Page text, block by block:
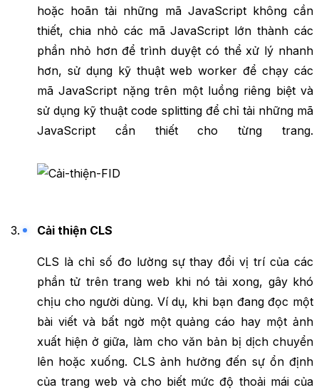
hoặc hoãn tải những mã JavaScript không cần
thiết, chia nhỏ các mã JavaScript lớn thành các
phần nhỏ hơn để trình duyệt có thể xử lý nhanh
hơn, sử dụng kỹ thuật web worker để chạy các
mã JavaScript nặng trên một luồng riêng biệt và
sử dụng kỹ thuật code splitting để chỉ tải những mã
JavaScript cần thiết cho từng trang.
Cải thiện CLS
CLS là chỉ số đo lường sự thay đổi vị trí của các
phần tử trên trang web khi nó tải xong, gây khó
chịu cho người dùng. Ví dụ, khi bạn đang đọc một
bài viết và bất ngờ một quảng cáo hay một ảnh
xuất hiện ở giữa, làm cho văn bản bị dịch chuyển
lên hoặc xuống. CLS ảnh hưởng đến sự ổn định
của trang web và cho biết mức độ thoải mái của